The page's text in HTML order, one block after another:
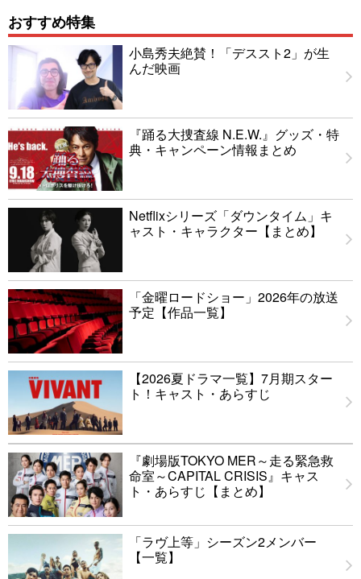
おすすめ特集
小島秀夫絶賛！「デススト2」が生
んだ映画
『踊る大捜査線 N.E.W.』グッズ・特
典・キャンペーン情報まとめ
Netflixシリーズ「ダウンタイム」キ
ャスト・キャラクター【まとめ】
「金曜ロードショー」2026年の放送
予定【作品一覧】
【2026夏ドラマ一覧】7月期スター
ト！キャスト・あらすじ
『劇場版TOKYO MER～走る緊急救
命室～CAPITAL CRISIS』キャス
ト・あらすじ【まとめ】
「ラヴ上等」シーズン2メンバー
【一覧】